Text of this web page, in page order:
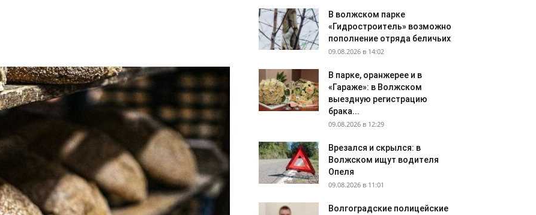
В волжском парке
«Гидростроитель» возможно
пополнение отряда беличьих
09.08.2026 в 14:02
В парке, оранжерее и в
«Гараже»: в Волжском
выездную регистрацию
брака...
09.08.2026 в 12:29
Врезался и скрылся: в
Волжском ищут водителя
Опеля
09.08.2026 в 11:01
Волгоградские полицейские